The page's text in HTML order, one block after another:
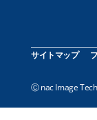
サイトマップ
Ⓒ nac Image